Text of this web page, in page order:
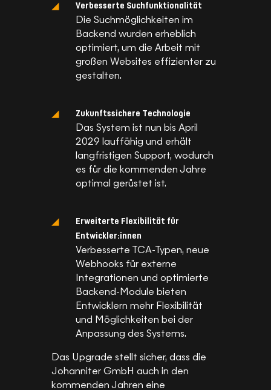
Verbesserte Suchfunktionalität
Die Suchmöglichkeiten im
Backend wurden erheblich
optimiert, um die Arbeit mit
großen Websites effizienter zu
gestalten.
Zukunftssichere Technologie
Das System ist nun bis April
2029 lauffähig und erhält
langfristigen Support, wodurch
es für die kommenden Jahre
optimal gerüstet ist.
Erweiterte Flexibilität für
Entwickler:innen
Verbesserte TCA-Typen, neue
Webhooks für externe
Integrationen und optimierte
Backend-Module bieten
Entwicklern mehr Flexibilität
und Möglichkeiten bei der
Anpassung des Systems.
Das Upgrade stellt sicher, dass die
Johanniter GmbH auch in den
kommenden Jahren eine